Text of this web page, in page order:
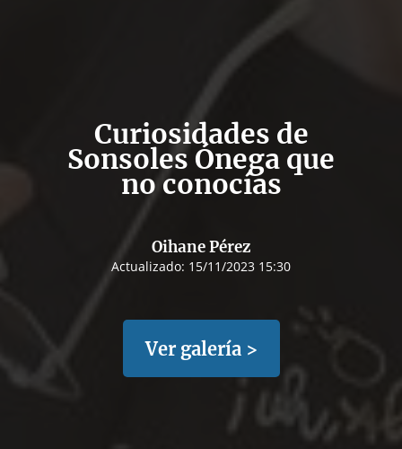
Curiosidades de
Sonsoles Ónega que
no conocías
Oihane Pérez
Actualizado: 15/11/2023 15:30
Ver galería >